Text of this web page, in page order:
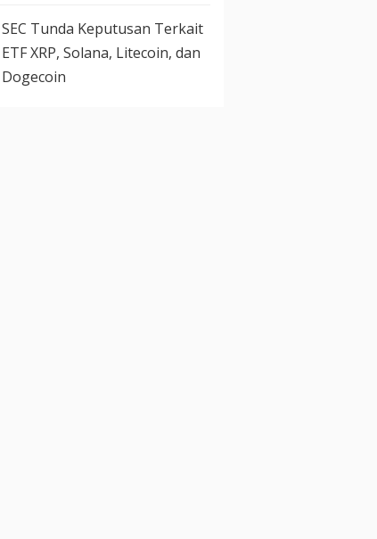
SEC Tunda Keputusan Terkait
ETF XRP, Solana, Litecoin, dan
Dogecoin